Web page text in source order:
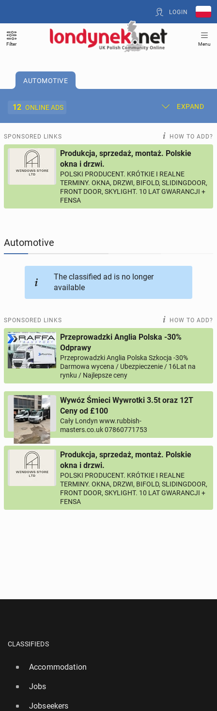
LOGIN
Filter Menu
AUTOMOTIVE
12 ONLINE ADS EXPAND
Post New Ad My Ads
Offer and Adverts Price
ACCOMMODATION 274online ads
JOBSEEKERS
AUTOMOTIVE
BUY & SELL 44online ads
PERSONALS
SPONSORED LINKS HOW TO ADD?
Produkcja, sprzedaż, montaż. Polskie
okna i drzwi.
POLSKI PRODUCENT. KRÓTKIE I REALNE
TERMINY. OKNA, DRZWI, BIFOLD, SLIDINGDOOR,
FRONT DOOR, SKYLIGHT. 10 LAT GWARANCJI +
FENSA
Automotive
The classified ad is no longer
available
SPONSORED LINKS HOW TO ADD?
Przeprowadzki Anglia Polska -30%
Odprawy
Przeprowadzki Anglia Polska Szkocja -30%
Darmowa wycena / Ubezpieczenie / 16Lat na
rynku / Najlepsze ceny
Wywóz Śmieci Wywrotki 3.5t oraz 12T
Ceny od £100
Cały Londyn www.rubbish-
masters.co.uk 07860771753
Produkcja, sprzedaż, montaż. Polskie
okna i drzwi.
POLSKI PRODUCENT. KRÓTKIE I REALNE
TERMINY. OKNA, DRZWI, BIFOLD, SLIDINGDOOR,
FRONT DOOR, SKYLIGHT. 10 LAT GWARANCJI +
FENSA
CLASSIFIEDS
Accommodation
Jobs
Jobseekers